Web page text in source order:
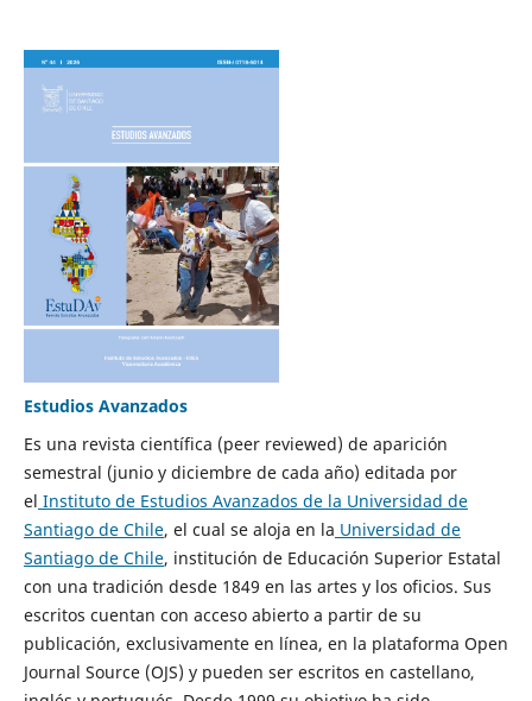
Estudios Avanzados
Es una revista científica (peer reviewed) de aparición
semestral (junio y diciembre de cada año) editada por
el Instituto de Estudios Avanzados de la Universidad de
Santiago de Chile, el cual se aloja en la Universidad de
Santiago de Chile, institución de Educación Superior Estatal
con una tradición desde 1849 en las artes y los oficios. Sus
escritos cuentan con acceso abierto a partir de su
publicación, exclusivamente en línea, en la plataforma Open
Journal Source (OJS) y pueden ser escritos en castellano,